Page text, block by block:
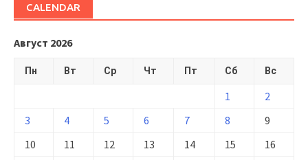
CALENDAR
Август 2026
Пн Вт Ср Чт Пт Сб Вс
1
2
3
4 5 6 7 8
9
10
11 12 13 14 15
16